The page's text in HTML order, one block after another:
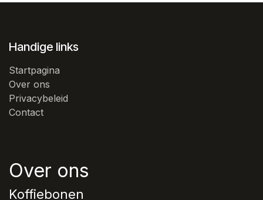
Handige links
Startpagina
Over ons
Privacybeleid
Contact
Over ons
Koffiebonen